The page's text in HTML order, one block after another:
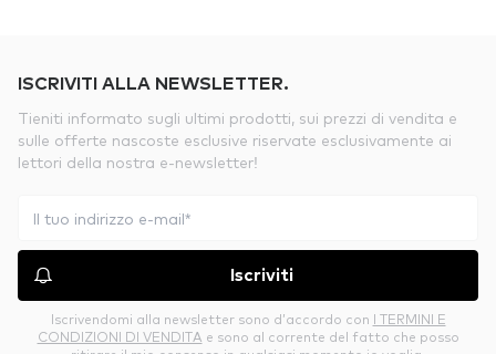
ISCRIVITI ALLA NEWSLETTER.
Tieniti informato sugli ultimi prodotti, sui prezzi di vendita e
sulle offerte nascoste esclusive riservate esclusivamente ai
lettori della nostra e-newsletter!
Iscriviti
Iscrivendomi alla newsletter sono d’accordo con I TERMINI E
CONDIZIONI DI VENDITA e sono al corrente del fatto che posso